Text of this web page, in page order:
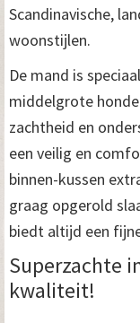
Scandinavische,
woonstijlen.
De mand is
middelgrote
zachtheid en
een veilig en
binnen-kussen
graag opgerold
biedt altijd een
Superzachte
kwaliteit!